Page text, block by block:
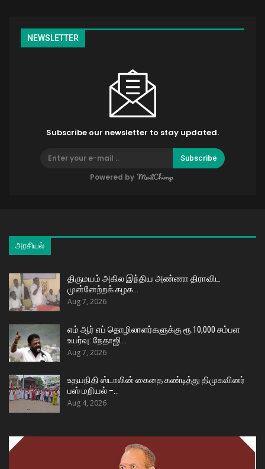
NEWSLETTER
Subscribe our newsletter to stay updated.
Subscribe
Powered by
அரசியல்
திருமயம் அகில இந்திய அண்ணா திராவிட
முன்னேற்றக் கழக…
Aug 7, 2026
எம் ஆர் எப் தொழிலாளர்களுக்கு ரூ.10,000 சம்பள
உயர்வு: நேதாஜி…
Aug 7, 2026
உதயநிதி ஸ்டாலின் கைதை கண்டித்து திமுகவினர்
பஸ் மறியல் –…
Aug 4, 2026